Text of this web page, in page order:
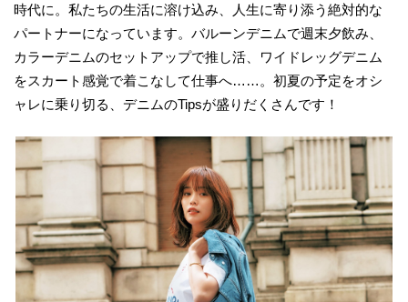
時代に。私たちの生活に溶け込み、人生に寄り添う絶対的な
パートナーになっています。バルーンデニムで週末夕飲み、
カラーデニムのセットアップで推し活、ワイドレッグデニム
をスカート感覚で着こなして仕事へ……。初夏の予定をオシ
ャレに乗り切る、デニムのTipsが盛りだくさんです！